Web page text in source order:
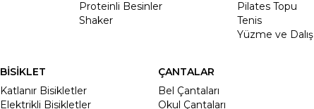
Proteinli Besinler
Shaker
Pilates Topu
Tenis
Yüzme ve Dalış
BİSİKLET
Katlanır Bisikletler
Elektrikli Bisikletler
ÇANTALAR
Bel Çantaları
Okul Çantaları